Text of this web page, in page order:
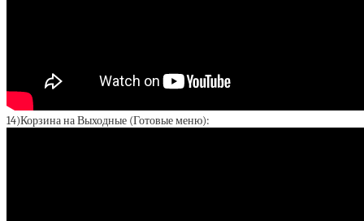
14)Корзина на Выходные (Готовые меню):